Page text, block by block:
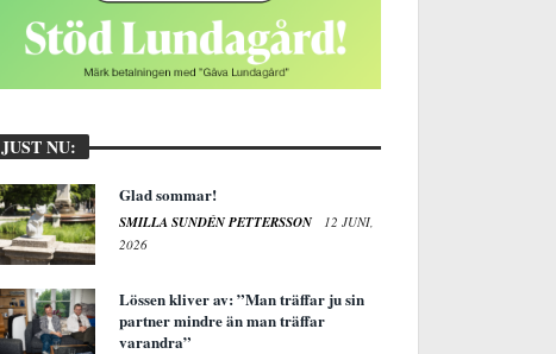
JUST NU:
Glad sommar!
SMILLA SUNDÉN PETTERSSON
12 JUNI,
2026
Lössen kliver av: ”Man träffar ju sin
partner mindre än man träffar
varandra”